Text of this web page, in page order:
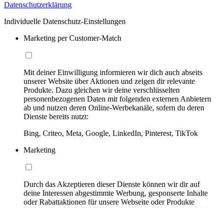
Datenschutzerklärung
Individuelle Datenschutz-Einstellungen
Marketing per Customer-Match
Mit deiner Einwilligung informieren wir dich auch abseits
unserer Website über Aktionen und zeigen dir relevante
Produkte. Dazu gleichen wir deine verschlüsselten
personenbezogenen Daten mit folgenden externen Anbietern
ab und nutzen deren Online-Werbekanäle, sofern du deren
Dienste bereits nutzt:
Bing, Criteo, Meta, Google, LinkedIn, Pinterest, TikTok
Marketing
Durch das Akzeptieren dieser Dienste können wir dir auf
deine Interessen abgestimmte Werbung, gesponserte Inhalte
oder Rabattaktionen für unsere Webseite oder Produkte